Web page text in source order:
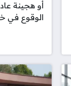
أو هجينة
الوقوع في